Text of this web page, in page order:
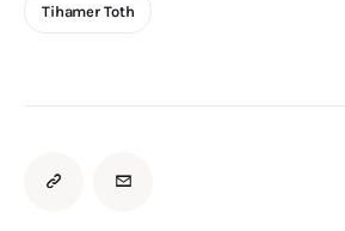
Tihamer Toth